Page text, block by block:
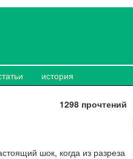
история
1298 прочтений
шок, когда из разреза